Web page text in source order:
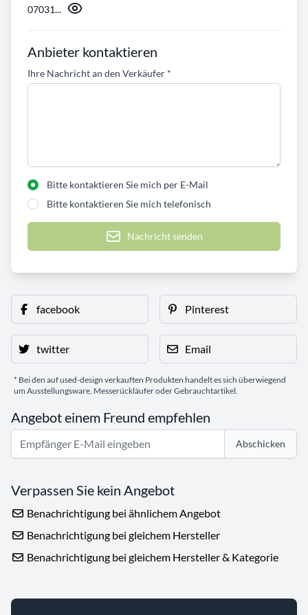
07031...
Anbieter kontaktieren
Ihre Nachricht an den Verkäufer *
Bitte kontaktieren Sie mich per E-Mail
Bitte kontaktieren Sie mich telefonisch
Nachricht senden
facebook Pinterest
twitter Email
* Bei den auf used-design verkauften Produkten handelt es sich überwiegend
um Ausstellungsware, Messerückläufer oder Gebrauchtartikel.
Angebot einem Freund empfehlen
Abschicken
Verpassen Sie kein Angebot
Benachrichtigung bei ähnlichem Angebot
Benachrichtigung bei gleichem Hersteller
Benachrichtigung bei gleichem Hersteller & Kategorie